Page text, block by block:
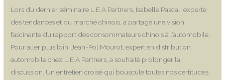
Lors du dernier séminaire L.E.A Partners, Isabelle Pascal, experte
des tendances et du marché chinois, a partagé une vision
fascinante du rapport des consommateurs chinois à l’automobile.
Pour aller plus loin, Jean-Pol Mourot, expert en distribution
automobile chez L.E.A Partners, a souhaité prolonger la
discussion. Un entretien croisé qui bouscule toutes nos certitudes